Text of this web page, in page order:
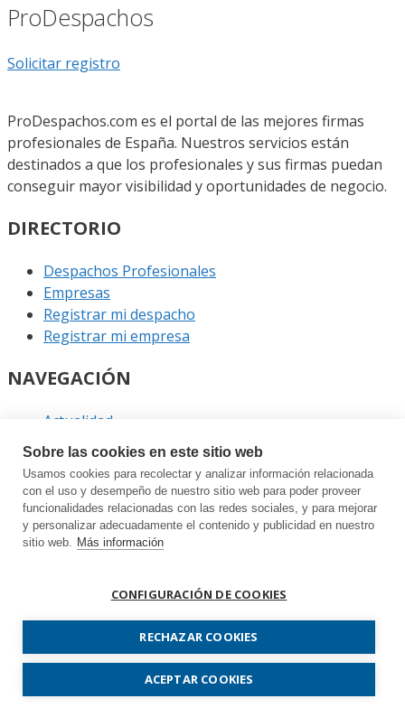
ProDespachos
Solicitar registro
ProDespachos.com es el portal de las mejores firmas
profesionales de España. Nuestros servicios están
destinados a que los profesionales y sus firmas puedan
conseguir mayor visibilidad y oportunidades de negocio.
DIRECTORIO
Despachos Profesionales
Empresas
Registrar mi despacho
Registrar mi empresa
NAVEGACIÓN
Actualidad
Podcast
Entrevistas
Eventos
ENLACES
Política de privacidad
Prodespachos.com © 2026 Todos los derechos
reservados
Sobre las cookies en este sitio web
Usamos cookies para recolectar y analizar información relacionada
con el uso y desempeño de nuestro sitio web para poder proveer
funcionalidades relacionadas con las redes sociales, y para mejorar
y personalizar adecuadamente el contenido y publicidad en nuestro
sitio web. Más información
CONFIGURACIÓN DE COOKIES
RECHAZAR COOKIES
ACEPTAR COOKIES